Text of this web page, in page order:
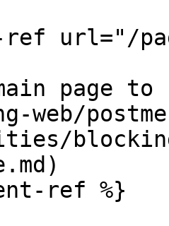
url="/
page to
web/
ref %}